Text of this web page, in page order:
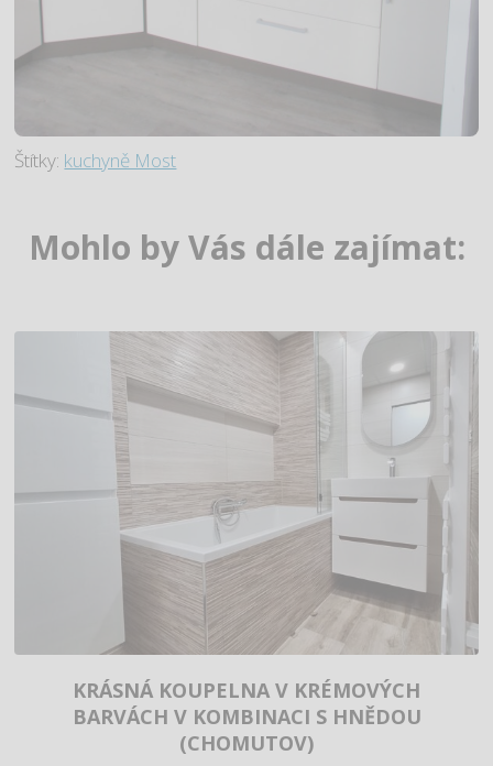
Štítky: kuchyně Most
Mohlo by Vás dále zajímat:
KRÁSNÁ KOUPELNA V KRÉMOVÝCH
BARVÁCH V KOMBINACI S HNĚDOU
(CHOMUTOV)